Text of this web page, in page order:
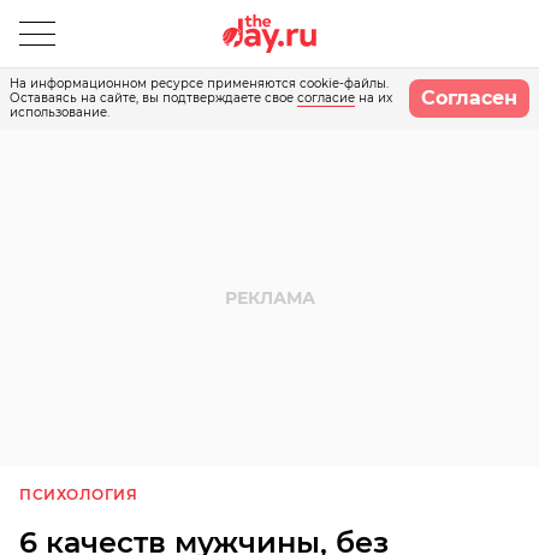
На информационном ресурсе применяются cookie-файлы.
Оставаясь на сайте, вы подтверждаете свое согласие на их
использование.
Согласен
ПСИХОЛОГИЯ
6 качеств мужчины, без